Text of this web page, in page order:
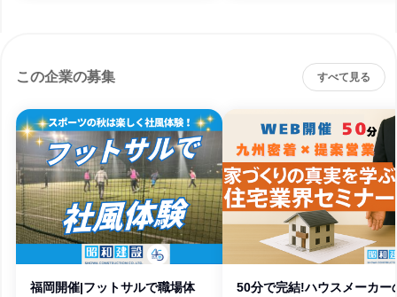
この企業の募集 すべて見る
福岡開催|フットサルで職場体
50分で完結!ハウスメーカー